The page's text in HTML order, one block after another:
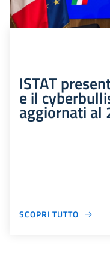
ISTAT
e il
aggiornati al
SCOPRI TUTTO